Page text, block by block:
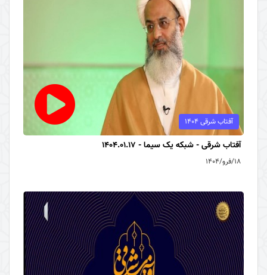
آفتاب شرقی 1404
آفتاب شرقی - شبکه یک سیما - 1404.01.17
۱۸/فرو/۱۴۰۴